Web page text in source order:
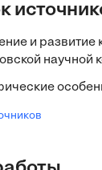
и развитие